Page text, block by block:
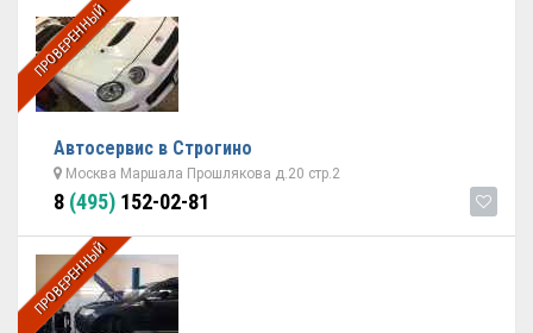
ПРОВЕРЕННЫЙ
Автосервис в Строгино
Москва Маршала Прошлякова д.20 стр.2
8 (495) 152-02-81
ПРОВЕРЕННЫЙ